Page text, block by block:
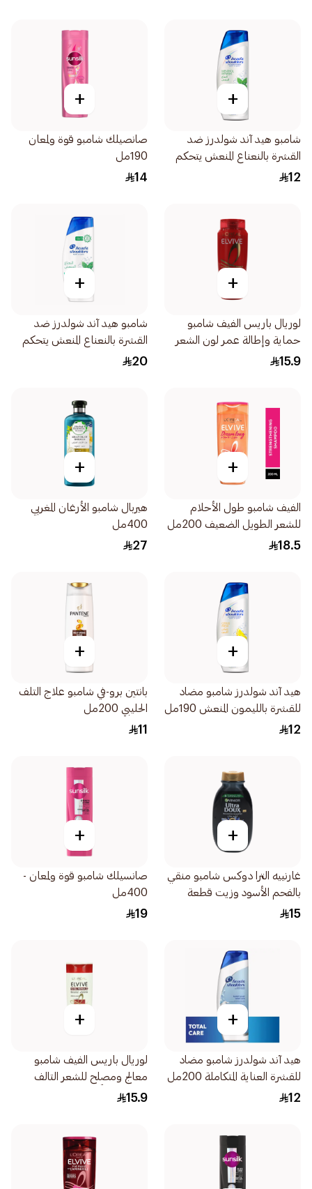
+
شامبو هيد آند شولدرز ضد
القشرة بالنعناع المنعش يتحكم
في القشرة 190مل
12
+
صانصيلك شامبو قوة ولمعان
190مل
14
+
لوريال باريس الفيف شامبو
حماية وإطالة عمر لون الشعر
المصبوغ والخصلات 200مل
15.9
+
شامبو هيد آند شولدرز ضد
القشرة بالنعناع المنعش يتحكم
في القشرة 350مل
20
+
الفيف شامبو طول الأحلام
للشعر الطويل الضعيف 200مل
18.5
+
هيربال شامبو الأرغان المغربي
400مل
27
+
هيد آند شولدرز شامبو مضاد
للقشرة بالليمون المنعش 190مل
12
+
بانتين برو-في شامبو علاج التلف
الحليبي 200مل
11
+
غارنييه الترا دوكس شامبو منقي
بالفحم الأسود وزيت قطعة
البركة 200مل
15
+
صانسيلك شامبو قوة ولمعان -
400مل
19
+
هيد آند شولدرز شامبو مضاد
للقشرة العناية المتكاملة 200مل
12
+
لوريال باريس الفيف شامبو
معالج ومصلح للشعر التالف
والمجهد كلياً 200مل
15.9